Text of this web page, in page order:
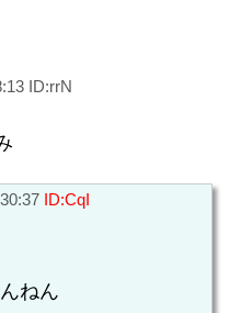
ID:rrN
ID:CqI
ねん